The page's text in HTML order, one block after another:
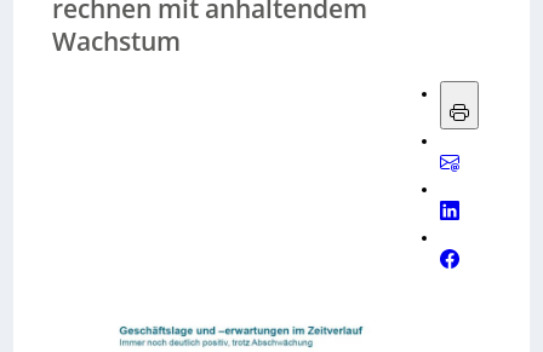
rechnen mit anhaltendem
Wachstum